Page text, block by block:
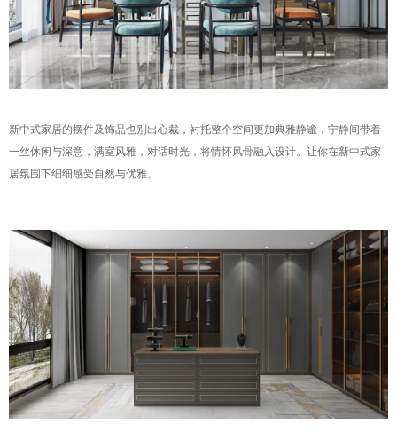
新中式家居的摆件及饰品也别出心裁，衬托整个空间更加典雅静谧，宁静间带着
一丝休闲与深意，满室风雅，对话时光，将情怀风骨融入设计。让你在新中式家
居氛围下细细感受自然与优雅。